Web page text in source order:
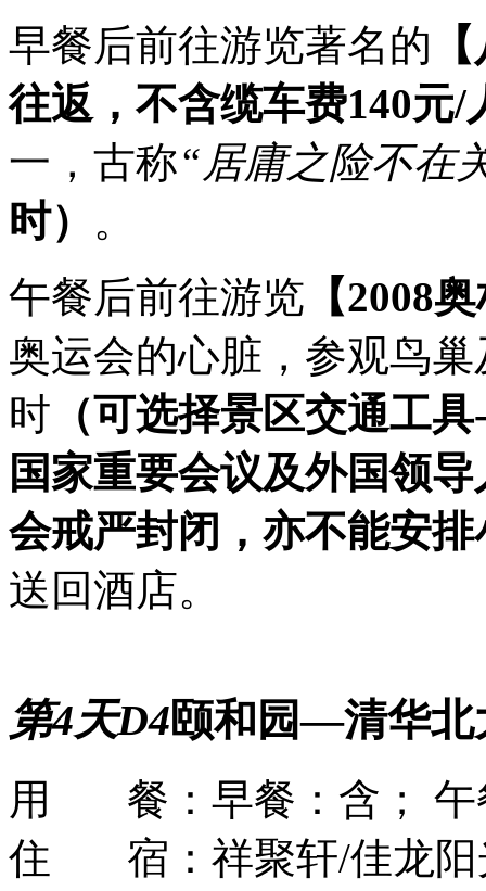
早餐后前往游览著名的
往返，不含缆车费140元/
一，古称“居庸之险不在
时） 。
午餐后前往游览 【2008
奥运会的心脏，参观鸟
时 （可选择景区交通工
国家重要会议及外国领
会戒严封闭，亦不能安
送回酒店。
第4天D4颐和园—清华
用 餐： 早餐：含；
住 宿： 祥聚轩/佳龙